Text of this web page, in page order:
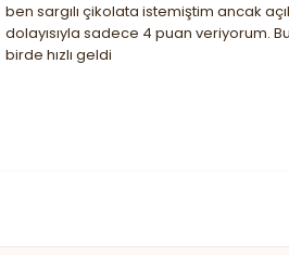
ben sargılı çikolata istemiştim ancak
dolayısıyla sadece 4 puan veriyorum.
birde hızlı geldi